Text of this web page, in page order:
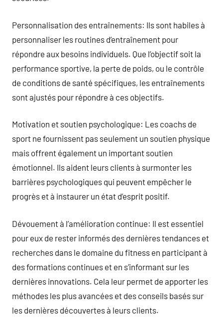
Personnalisation des entraînements: Ils sont habiles à
personnaliser les routines d’entraînement pour
répondre aux besoins individuels. Que l’objectif soit la
performance sportive, la perte de poids, ou le contrôle
de conditions de santé spécifiques, les entraînements
sont ajustés pour répondre à ces objectifs.
Motivation et soutien psychologique: Les coachs de
sport ne fournissent pas seulement un soutien physique
mais offrent également un important soutien
émotionnel. Ils aident leurs clients à surmonter les
barrières psychologiques qui peuvent empêcher le
progrès et à instaurer un état d’esprit positif.
Dévouement à l’amélioration continue: Il est essentiel
pour eux de rester informés des dernières tendances et
recherches dans le domaine du fitness en participant à
des formations continues et en s’informant sur les
dernières innovations. Cela leur permet de apporter les
méthodes les plus avancées et des conseils basés sur
les dernières découvertes à leurs clients.